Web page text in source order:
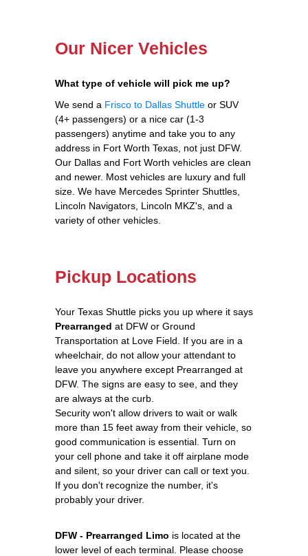
Our Nicer Vehicles
What type of vehicle will pick me up?
We send a Frisco to Dallas Shuttle or SUV
(4+ passengers) or a nice car (1-3
passengers) anytime and take you to any
address in Fort Worth Texas, not just DFW.
Our Dallas and Fort Worth vehicles are clean
and newer. Most vehicles are luxury and full
size. We have Mercedes Sprinter Shuttles,
Lincoln Navigators, Lincoln MKZ's, and a
variety of other vehicles.
Pickup Locations
Your Texas Shuttle picks you up where it says
Prearranged at DFW or Ground
Transportation at Love Field. If you are in a
wheelchair, do not allow your attendant to
leave you anywhere except Prearranged at
DFW. The signs are easy to see, and they
are always at the curb.
Security won't allow drivers to wait or walk
more than 15 feet away from their vehicle, so
good communication is essential. Turn on
your cell phone and take it off airplane mode
and silent, so your driver can call or text you.
If you don't recognize the number, it's
probably your driver.
DFW - Prearranged Limo is located at the
lower level of each terminal. Please choose